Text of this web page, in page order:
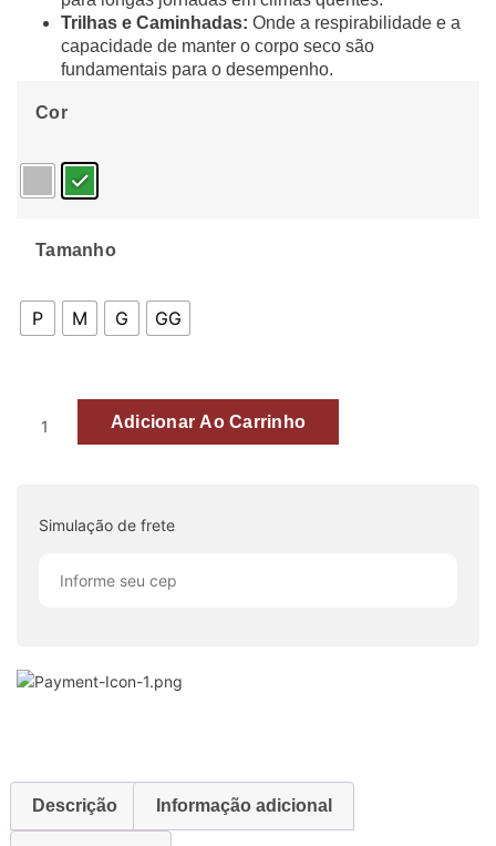
Trilhas e Caminhadas: Onde a respirabilidade e a
capacidade de manter o corpo seco são
fundamentais para o desempenho.
Cor
Tamanho
P M G GG
Adicionar Ao Carrinho
Simulação de frete
Descrição Informação adicional